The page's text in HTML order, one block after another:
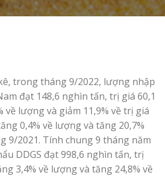
trong tháng 9/2022, lượng nhập
đạt 148,6 nghìn tấn, trị giá 60,1
về lượng và giảm 11,9% về trị giá
0,4% về lượng và tăng 20,7%
9/2021. Tính chung 9 tháng năm
DDGS đạt 998,6 nghìn tấn, trị
3,4% về lượng và tăng 24,8% về